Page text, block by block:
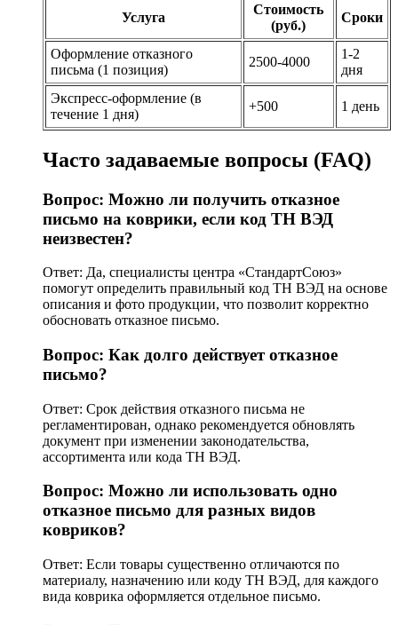
Услуга
Стоимость
(руб.)
Сроки
Оформление отказного
письма (1 позиция)
2500-4000
1-2
дня
Экспресс-оформление (в
течение 1 дня)
+500 1 день
Часто задаваемые вопросы (FAQ)
Вопрос: Можно ли получить отказное
письмо на коврики, если код ТН ВЭД
неизвестен?
Ответ: Да, специалисты центра «СтандартСоюз»
помогут определить правильный код ТН ВЭД на основе
описания и фото продукции, что позволит корректно
обосновать отказное письмо.
Вопрос: Как долго действует отказное
письмо?
Ответ: Срок действия отказного письма не
регламентирован, однако рекомендуется обновлять
документ при изменении законодательства,
ассортимента или кода ТН ВЭД.
Вопрос: Можно ли использовать одно
отказное письмо для разных видов
ковриков?
Ответ: Если товары существенно отличаются по
материалу, назначению или коду ТН ВЭД, для каждого
вида коврика оформляется отдельное письмо.